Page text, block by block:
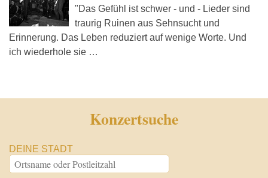
"Das Gefühl ist schwer - und - Lieder sind
traurig Ruinen aus Sehnsucht und
Erinnerung. Das Leben reduziert auf wenige Worte. Und
ich wiederhole sie …
Konzertsuche
DEINE STADT